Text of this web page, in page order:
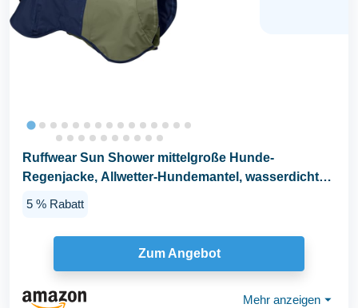
Ruffwear Sun Shower mittelgroße Hunde-
Regenjacke, Allwetter-Hundemantel, wasserdichte
5 % Rabatt
Zum Angebot
Mehr anzeigen ⏷